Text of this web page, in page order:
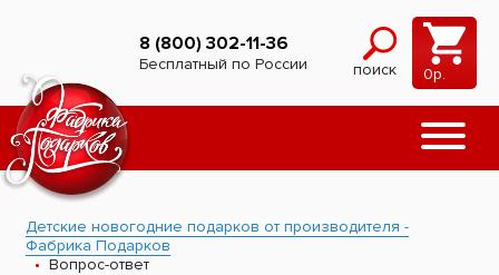
8 (800) 302-11-36
Бесплатный по России поиск 0р.
Детские новогодние подарков от производителя -
Фабрика Подарков
Вопрос-ответ